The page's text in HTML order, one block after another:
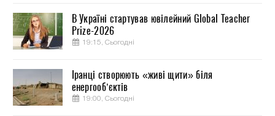
В Україні стартував ювілейний Global Teacher
Prize-2026
19:15, Сьогодні
Іранці створюють «живі щити» біля
енергооб’єктів
19:00, Сьогодні